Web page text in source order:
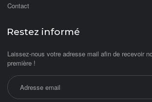
Contact
Restez informé
Laissez-nous votre adresse mail afin de recevoir
première !
Adresse email